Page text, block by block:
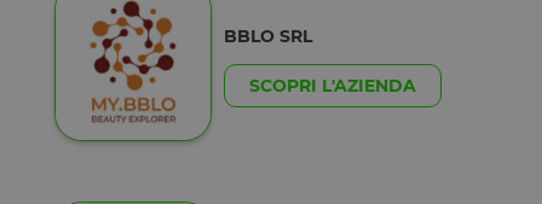
BBLO SRL
SCOPRI L'AZIENDA